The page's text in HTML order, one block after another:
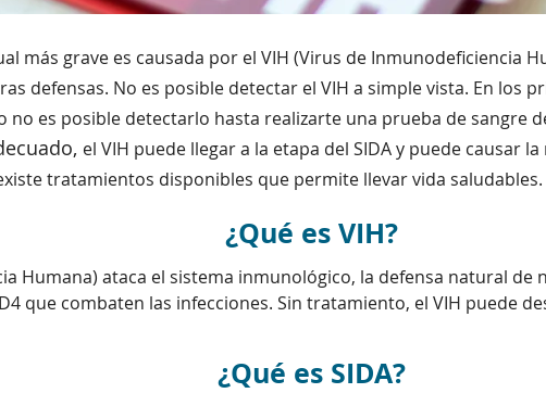
más grave es causada por el VIH (Virus de Inmunodeficiencia
defensas. No es posible detectar el VIH a simple vista. En los
no es posible detectarlo hasta realizarte una prueba de sangre
el VIH puede llegar a la etapa del SIDA y puede causar
tratamientos disponibles que permite llevar vida saludables.
¿Qué es VIH?
Humana) ataca el sistema inmunológico, la defensa natural
que combaten las infecciones. Sin tratamiento, el VIH puede
¿Qué es SIDA?